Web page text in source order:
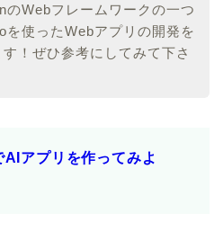
のWebフレームワークの一つ
を使ったWebアプリの開発を
！ぜひ参考にしてみて下さ
アプリを作ってみよ